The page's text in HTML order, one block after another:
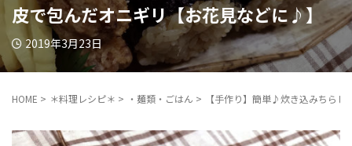
皮で包んだオニギリ【お花見などに♪】
2019年3月23日
HOME > ＊料理レシピ＊ > ・麺類・ごはん > 【手作り】簡単♪炊き込みちら